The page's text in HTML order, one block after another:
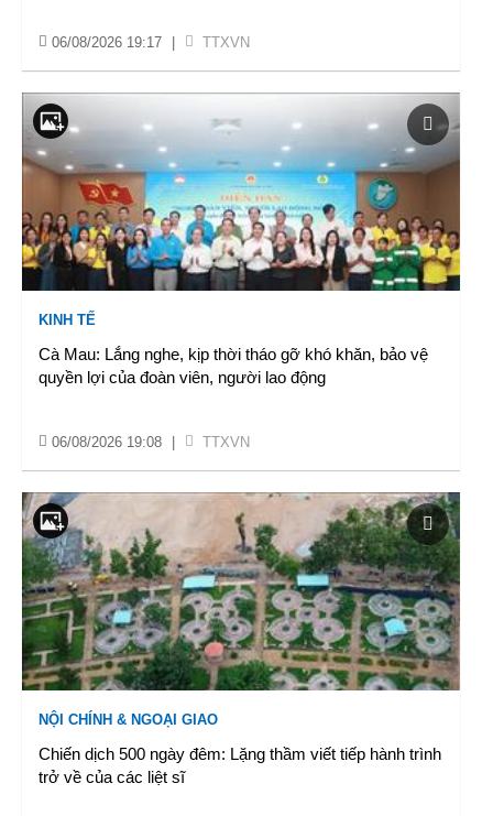
06/08/2026 19:17 TTXVN
KINH TẾ
Cà Mau: Lắng nghe, kịp thời tháo gỡ khó khăn, bảo vệ
quyền lợi của đoàn viên, người lao động
06/08/2026 19:08 TTXVN
NỘI CHÍNH & NGOẠI GIAO
Chiến dịch 500 ngày đêm: Lặng thầm viết tiếp hành trình
trở về của các liệt sĩ